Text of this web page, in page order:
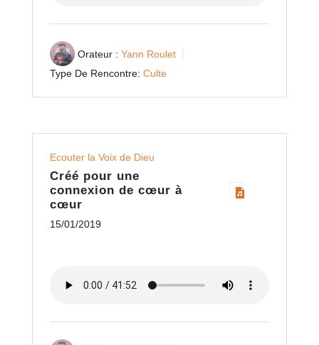
Orateur : Yann Roulet
Type De Rencontre: Culte
Ecouter la Voix de Dieu
Créé pour une
connexion de cœur à
cœur
15/01/2019